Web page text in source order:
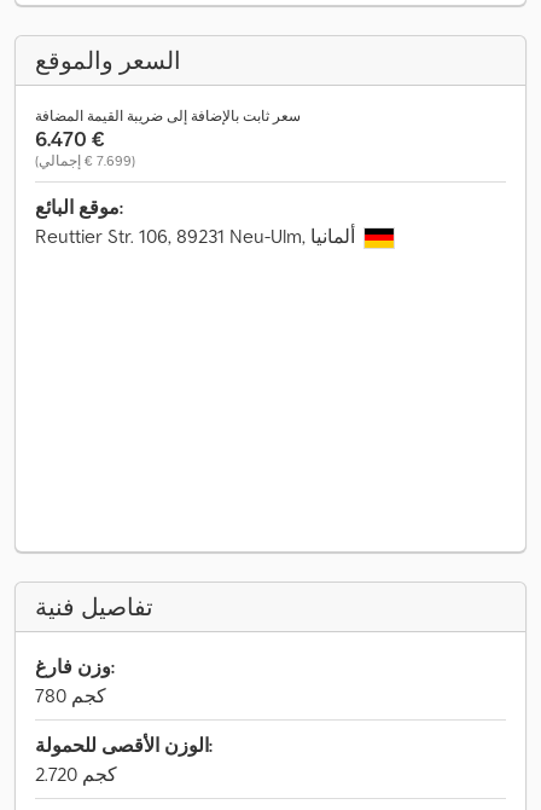
السعر والموقع
سعر ثابت بالإضافة إلى ضريبة القيمة المضافة
‏6.470 €
(‏7.699 € إجمالي)
موقع البائع:
تفاصيل فنية
وزن فارغ:
780 كجم
الوزن الأقصى للحمولة:
2.720 كجم